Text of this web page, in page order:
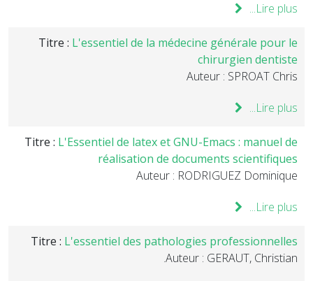
Lire plus...
Titre : L'essentiel de la médecine générale pour le
chirurgien dentiste
Auteur : SPROAT Chris
Lire plus...
Titre : L'Essentiel de latex et GNU-Emacs : manuel de
réalisation de documents scientifiques
Auteur : RODRIGUEZ Dominique
Lire plus...
Titre : L'essentiel des pathologies professionnelles
Auteur : GERAUT, Christian.